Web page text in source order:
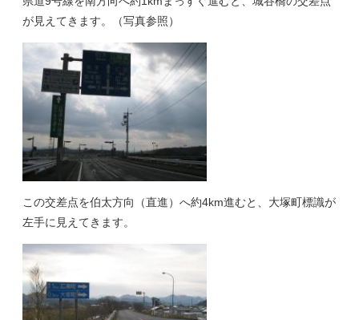
が見えてきます。（写真参照）
この交差点を伯太方向（直進）へ約4km進むと、大塚町標識が
左手に見えてきます。